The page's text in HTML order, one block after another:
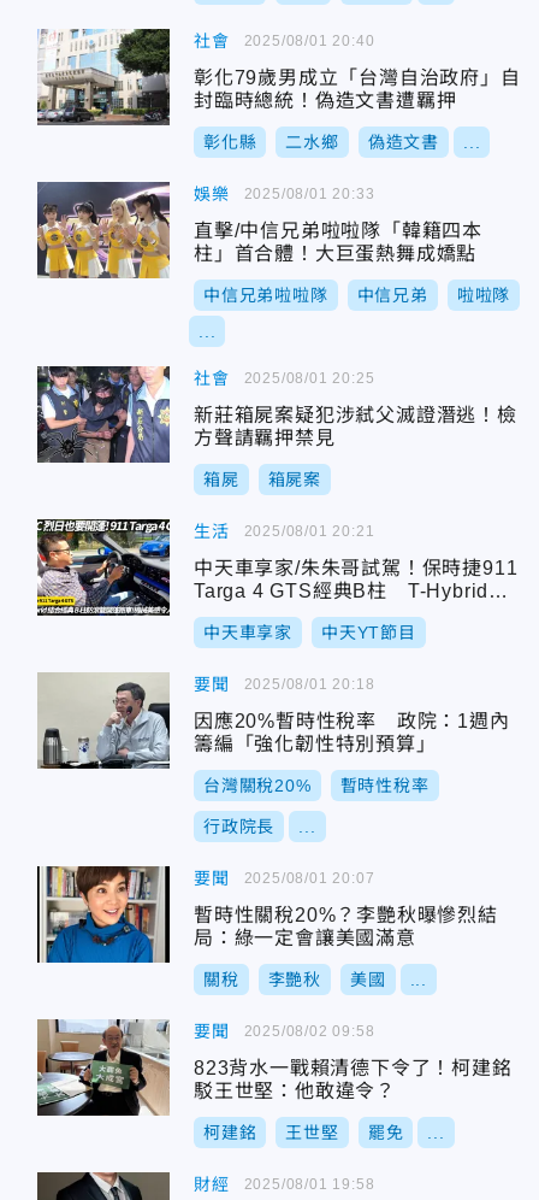
社會
彰化79歲男成立「台灣自治政府」自
封臨時總統！偽造文書遭羈押
彰化縣 二水鄉 偽造文書
2025/08/01 20:40
娛樂
直擊/中信兄弟啦啦隊「韓籍四本
柱」首合體！大巨蛋熱舞成嬌點
中信兄弟啦啦隊 中信兄弟 啦啦隊
2025/08/01 20:33
社會
新莊箱屍案疑犯涉弒父滅證潛逃！檢
方聲請羈押禁見
箱屍 箱屍案
2025/08/01 20:25
生活
中天車享家/朱朱哥試駕！保時捷911
Targa 4 GTS經典B柱 T-Hybrid油
電動力新紀元
中天車享家 中天YT節目
2025/08/01 20:21
要聞
因應20%暫時性稅率 政院：1週內
籌編「強化韌性特別預算」
台灣關稅20% 暫時性稅率
行政院長
2025/08/01 20:18
要聞
暫時性關稅20%？李艷秋曝慘烈結
局：綠一定會讓美國滿意
關稅 李艷秋 美國
2025/08/01 20:07
要聞
823背水一戰賴清德下令了！柯建銘
駁王世堅：他敢違令？
柯建銘 王世堅 罷免
2025/08/02 09:58
財經 2025/08/01 19:58